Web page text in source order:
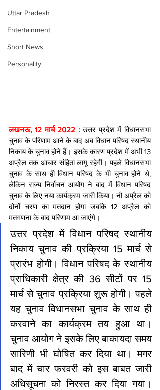
Uttar Pradesh
Entertainment
Short News
Personality
लखनऊ, 12 मार्च 2022 : उत्तर प्रदेश में विधानसभा
चुनाव के परिणाम आने के बाद अब विधान परिषद स्थानीय
निकाय के चुनाव होने हैं। इसके कारण प्रदेश में अभी 13
अप्रैल तक आचार संहिता लागू रहेगी। पहले विधानसभा
चुनाव के साथ ही विधान परिषद के भी चुनाव होने थे,
लेकिन राज्य निर्वाचन आयोग ने बाद में विधान परिषद
चुनाव के लिए नया कार्यक्रम जारी किया। नौ अप्रैल को
दोनों चरण का मतदान होगा जबकि 12 अप्रैल को
मतगणना के बाद परिणाम आ जाएंगे।
उत्तर प्रदेश में विधान परिषद स्थानीय
निकाय चुनाव की प्रक्रिया 15 मार्च से
प्रारंभ होगी। विधान परिषद के स्थानीय
प्राधिकारी क्षेत्र की 36 सीटों पर 15
मार्च से चुनाव प्रक्रिया शुरू होगी। पहले
यह चुनाव विधानसभा चुनाव के साथ ही
करवाने का कार्यक्रम तय हुआ था।
चुनाव आयोग ने इसके लिए बाकायदा समय
सारिणी भी घोषित कर दिया था। मगर
बाद में चार फरवरी को इस बाबत जारी
अधिसूचना को निरस्त कर दिया गया।